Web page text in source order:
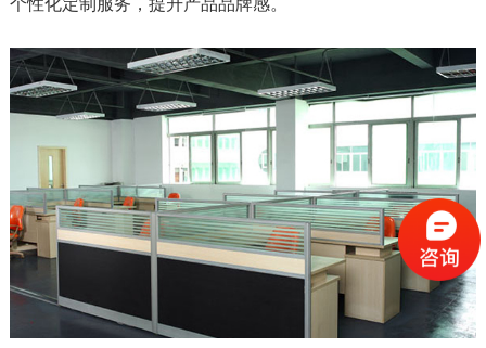
个性化定制服务，提升产品品牌感。